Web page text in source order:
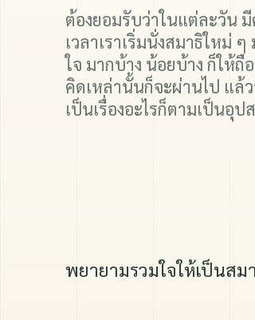
ต้องยอมรับว่าในแต่ละวัน
เวลาเราเริ่มนั่งสมาธิใหม่
ใจ มากบ้าง น้อยบ้าง ก็ให้ถื
คิดเหล่านั้นก็จะผ่านไป แล้
เป็นเรื่องอะไรก็ตามเป็นอุ
พยายามรวมใจให้เป็นสม